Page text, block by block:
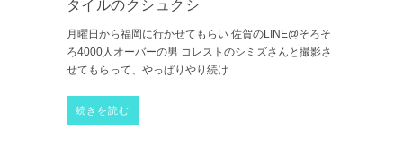
タイルのクシュクシ
月曜日から福岡に行かせてもらい 佐賀のLINE@そろそ
ろ4000人オーバーの男 コレストのシミズさんと撮影さ
せてもらって、やっぱりやり続け...
続きを読む